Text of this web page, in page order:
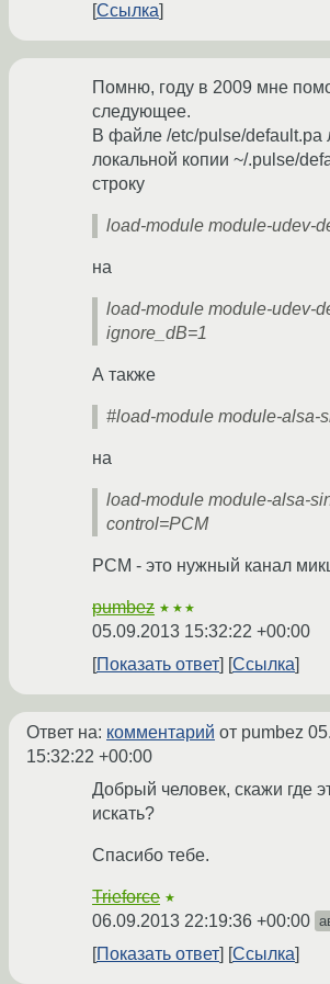
Ссылка
Помню, году в 2009 мне
следующее.
В файле /etc/pulse/default.pa
локальной копии ~/.pulse/
строку
load-module module-udev-
на
load-module module-udev-
ignore_dB=1
А также
#load-module module-alsa-
на
load-module module-alsa-
control=PCM
PCM - это нужный канал
pumbez ★★★
05.09.2013 15:32:22 +00:00
Показать ответ
Ссылка
Ответ на: комментарий от pumbez
15:32:22 +00:00
Добрый человек, скажи где
искать?
Спасибо тебе.
Trieforce ★
06.09.2013 22:19:36 +00:00
Показать ответ Ссылка